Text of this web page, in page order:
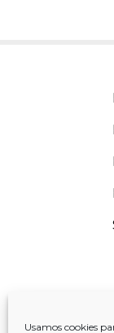
Usamos cookies